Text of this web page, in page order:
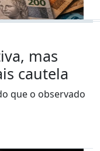
mas
cautela
que o observado